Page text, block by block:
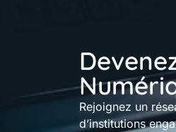
Rejoignez un
d’institutions